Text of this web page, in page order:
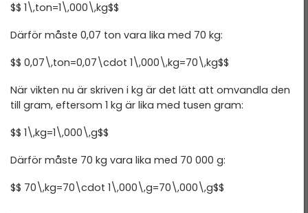
$$ 1\,ton=1\,000\,kg$$
Därför måste 0,07 ton vara lika med 70 kg:
$$ 0,07\,ton=0,07\cdot 1\,000\,kg=70\,kg$$
När vikten nu är skriven i kg är det lätt att omvandla den
till gram, eftersom 1 kg är lika med tusen gram:
$$ 1\,kg=1\,000\,g$$
Därför måste 70 kg vara lika med 70 000 g:
$$ 70\,kg=70\cdot 1\,000\,g=70\,000\,g$$